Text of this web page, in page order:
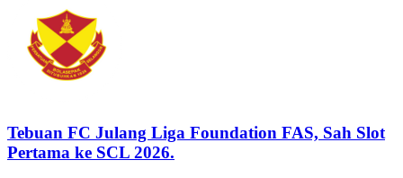
Tebuan FC Julang Liga Foundation FAS, Sah Slot
Pertama ke SCL 2026.